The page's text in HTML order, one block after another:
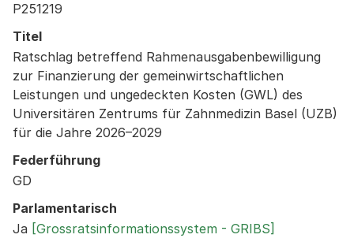
P251219
Titel
Ratschlag betreffend Rahmenausgabenbewilligung
zur Finanzierung der gemeinwirtschaftlichen
Leistungen und ungedeckten Kosten (GWL) des
Universitären Zentrums für Zahnmedizin Basel (UZB)
für die Jahre 2026–2029
Federführung
GD
Parlamentarisch
Ja [Grossratsinformationssystem - GRIBS]